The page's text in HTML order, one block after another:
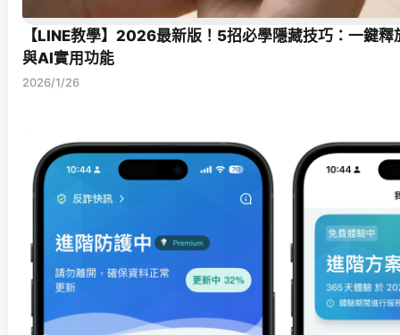
【LINE教學】2026最新版！5招必學隱藏技巧：一鍵
與AI實用功能
2026/1/26